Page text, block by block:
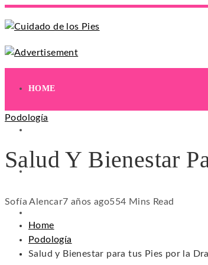
HOME
REMEDIOS NATURALES
Podología
Salud Y Bienestar
Sofía Alencar7 años ago554 Mins Read
Home
Podología
Salud y Bienestar para tus Pies por la